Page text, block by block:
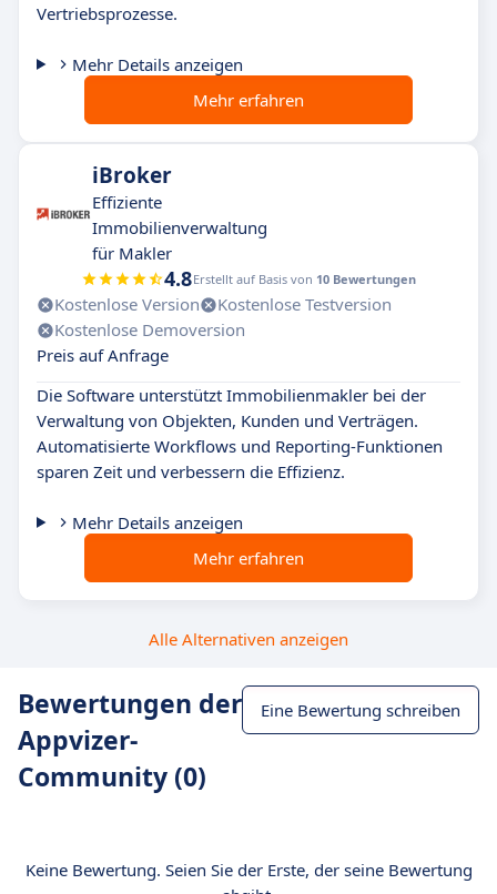
Vertriebsprozesse.
Mehr Details anzeigen
Mehr erfahren
iBroker
Effiziente
Immobilienverwaltung
für Makler
4.8Erstellt auf Basis von 10 Bewertungen
Kostenlose Version
Kostenlose Testversion
Kostenlose Demoversion
Preis auf Anfrage
Die Software unterstützt Immobilienmakler bei der
Verwaltung von Objekten, Kunden und Verträgen.
Automatisierte Workflows und Reporting-Funktionen
sparen Zeit und verbessern die Effizienz.
Mehr Details anzeigen
Mehr erfahren
Alle Alternativen anzeigen
Bewertungen der
Appvizer-
Community (0)
Eine Bewertung schreiben
Keine Bewertung. Seien Sie der Erste, der seine Bewertung